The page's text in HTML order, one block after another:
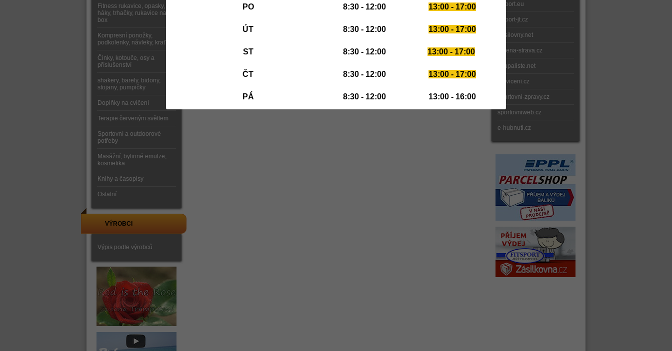
Fitness rukavice, opasky,
háky, trhačky, rukavice na
box
Kompresní ponožky,
podkolenky, návleky, kraťasy
Činky, kotouče, osy a
příslušenství
shakery, barely, bidony,
stojany, pumpičky
Doplňky na cvičení
Terapie červeným světlem
Sportovní a outdoorové
potřeby
Masážní, bylinné emulze,
kosmetika
Knihy a časopisy
Ostatní
VÝROBCI
Výpis podle výrobců
fitsport.eu
fitsport-jt.cz
posilovny.net
delena-strava.cz
koupaliste.net
e-cviceni.cz
sportovni-zpravy.cz
sportovniweb.cz
e-hubnuti.cz
PO 8:30 - 12:00 13:00 - 17:00
ÚT 8:30 - 12:00 13:00 - 17:00
ST 8:30 - 12:00 13:00 - 17:00
ČT 8:30 - 12:00 13:00 - 17:00
PÁ 8:30 - 12:00 13:00 - 16:00